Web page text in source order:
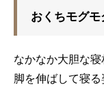
おくちモグ
なかなか大胆な
脚を伸ばして寝る